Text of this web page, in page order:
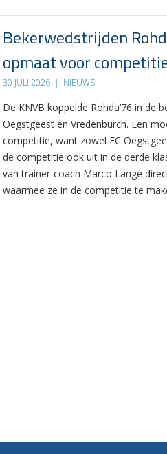
Bekerwedstrijden
opmaat voor
30 JULI 2026 | NIEUWS
De KNVB koppelde Rohda’76 in de
Oegstgeest en Vredenburch. Een
competitie, want zowel FC
de competitie ook uit in de derde
van trainer-coach Marco Lange
waarmee ze in de competitie te